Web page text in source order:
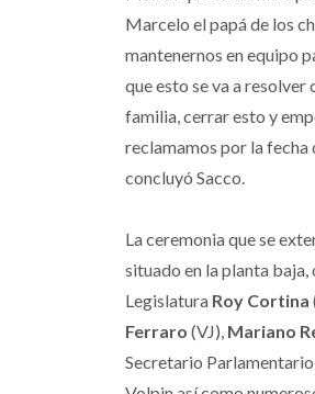
Marcelo el papá de los
mantenernos en equipo
que esto se va a
familia, cerrar esto y
reclamamos por la
concluyó Sacco.
La ceremonia que se
situado en la planta
Legislatura Roy Cortina
Ferraro (VJ), Mariano
Secretario